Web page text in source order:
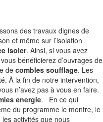
des travaux dignes de
et même sur l’isolation
isoler. Ainsi, si vous avez
bénéficierez d’ouvrages de
decombles soufflage. Les
À la fin de notre intervention,
n’avez pas à vous en faire.
energie. En ce qui
du programme le montre, le
activités que nous